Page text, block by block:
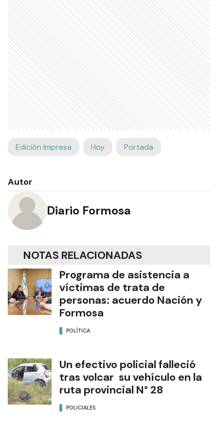
Edición Impresa Hoy Portada
Autor
Diario Formosa
NOTAS RELACIONADAS
Programa de asistencia a
víctimas de trata de
personas: acuerdo Nación y
Formosa
POLÍTICA
Un efectivo policial falleció
tras volcar su vehículo en la
ruta provincial N° 28
POLICIALES